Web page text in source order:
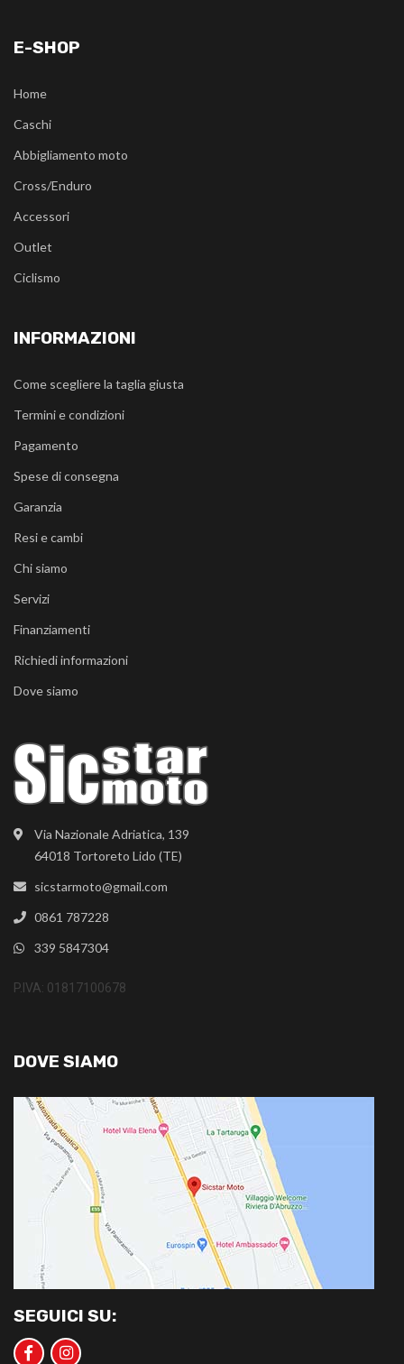
Via Nazionale Adriatica, 139
64018 Tortoreto Lido (TE)
sicstarmoto@gmail.com
0861 787228
339 5847304
P.IVA: 01817100678
E-SHOP
Home
Caschi
Abbigliamento moto
Cross/Enduro
Accessori
Outlet
Ciclismo
INFORMAZIONI
Come scegliere la taglia giusta
Termini e condizioni
Pagamento
Spese di consegna
Garanzia
Resi e cambi
Chi siamo
Servizi
Finanziamenti
Richiedi informazioni
Dove siamo
DOVE SIAMO
SEGUICI SU: